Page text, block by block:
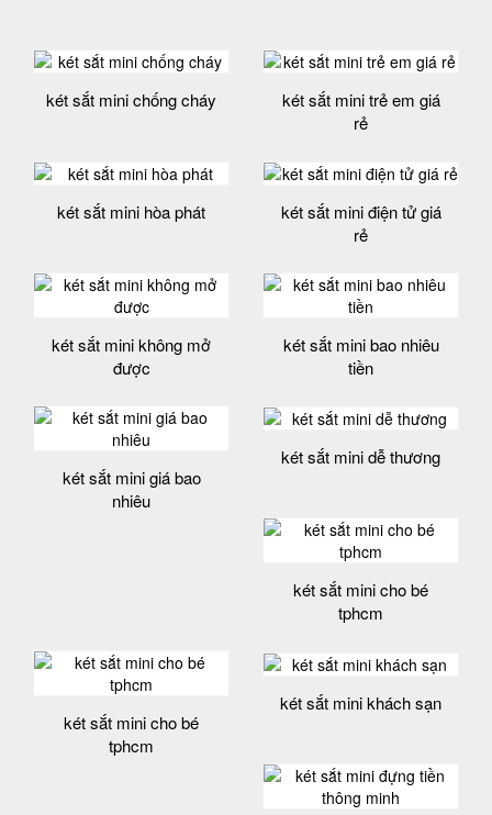
két sắt mini chống cháy
két sắt mini trẻ em giá
rẻ
két sắt mini hòa phát
két sắt mini điện tử giá
rẻ
két sắt mini không mở
được
két sắt mini bao nhiêu
tiền
két sắt mini giá bao
nhiêu
két sắt mini dễ thương
két sắt mini cho bé
tphcm
két sắt mini cho bé
tphcm
két sắt mini khách sạn